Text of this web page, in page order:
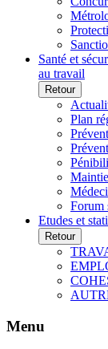
Santé et
au travail
Retour
Plan
Forum
Etudes et
Retour
Menu